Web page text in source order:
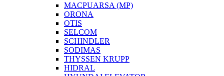
MACPUARSA (MP)
ORONA
OTIS
SELCOM
SCHINDLER
SODIMAS
THYSSEN KRUPP
HIDRAL